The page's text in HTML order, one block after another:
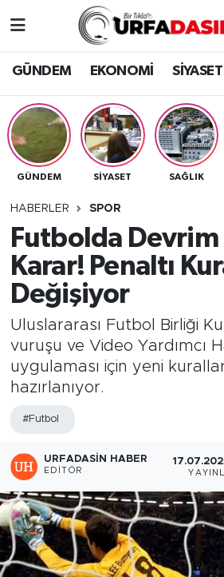
GÜNDEM EKONOMİ SİYASET
GÜNDEM SİYASET SAĞLIK
HABERLER SPOR
Futbolda Devrim
Karar! Penaltı
Değişiyor
Uluslararası Futbol Birliği
vuruşu ve Video Yardımcı
uygulaması için yeni
hazırlanıyor.
#Futbol
URFADASIN HABER
EDITÖR
EKONOMİ
SİYASET
SPOR
SAĞLIK
TEKNOLOJİ
OTOMOBİL
Gizlilik ve Güvenlik
İletişim
Nöbetçi Eczaneler
Hava Durumu
Namaz Vakitleri
Trafik Durumu
Süper Lig Puan Durumu
Tüm Manşetler
Son Dakika Haberleri
Haber Arşivi